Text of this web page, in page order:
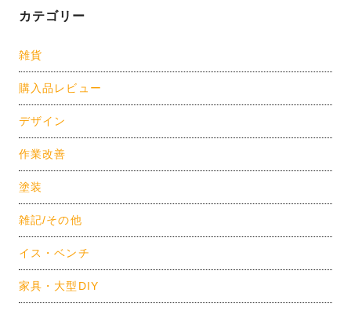
カテゴリー
雑貨
購入品レビュー
デザイン
作業改善
塗装
雑記/その他
イス・ベンチ
家具・大型DIY